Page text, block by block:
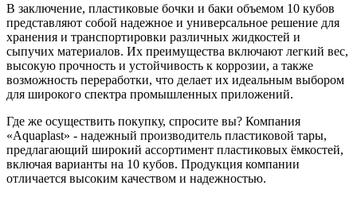
В заключение, пластиковые бочки и баки объемом 10 кубов
представляют собой надежное и универсальное решение для
хранения и транспортировки различных жидкостей и
сыпучих материалов. Их преимущества включают легкий вес,
высокую прочность и устойчивость к коррозии, а также
возможность переработки, что делает их идеальным выбором
для широкого спектра промышленных приложений.
Где же осуществить покупку, спросите вы? Компания
«Aquaplast» - надежный производитель пластиковой тары,
предлагающий широкий ассортимент пластиковых ёмкостей,
включая варианты на 10 кубов. Продукция компании
отличается высоким качеством и надежностью.